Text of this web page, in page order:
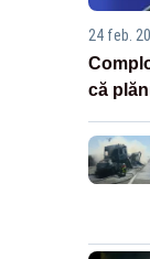
24 feb.
că